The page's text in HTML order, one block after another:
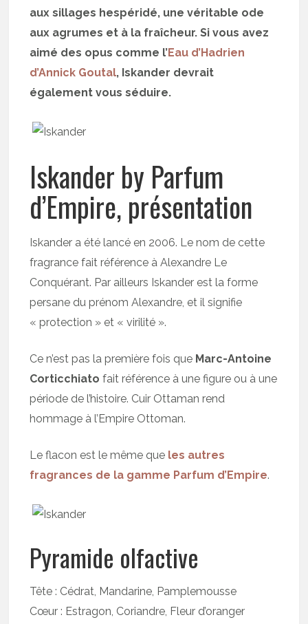
aux sillages hespéridé, une véritable ode
aux agrumes et à la fraîcheur. Si vous avez
aimé des opus comme l’Eau d’Hadrien
d’Annick Goutal, Iskander devrait
également vous séduire.
Iskander by Parfum
d’Empire, présentation
Iskander a été lancé en 2006. Le nom de cette
fragrance fait référence à Alexandre Le
Conquérant. Par ailleurs Iskander est la forme
persane du prénom Alexandre, et il signifie
« protection » et « virilité ».
Ce n’est pas la première fois que Marc-Antoine
Corticchiato fait référence à une figure ou à une
période de l’histoire. Cuir Ottaman rend
hommage à l’Empire Ottoman.
Le flacon est le même que les autres
fragrances de la gamme Parfum d’Empire.
Pyramide olfactive
Tête : Cédrat, Mandarine, Pamplemousse
Cœur : Estragon, Coriandre, Fleur d’oranger